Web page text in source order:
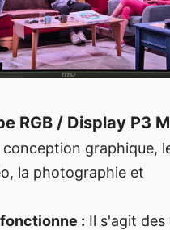
RGB / Display P3
conception graphique,
la photographie et
: Il s'agit des